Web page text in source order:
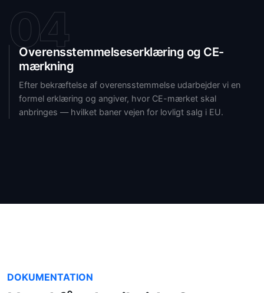
04
Overensstemmelseserklæring og CE-
mærkning
Efter bekræftelse af overensstemmelse udarbejder vi en
formel erklæring og angiver, hvor CE-mærket skal
anbringes — hvilket baner vejen for lovligt salg i EU.
DOKUMENTATION